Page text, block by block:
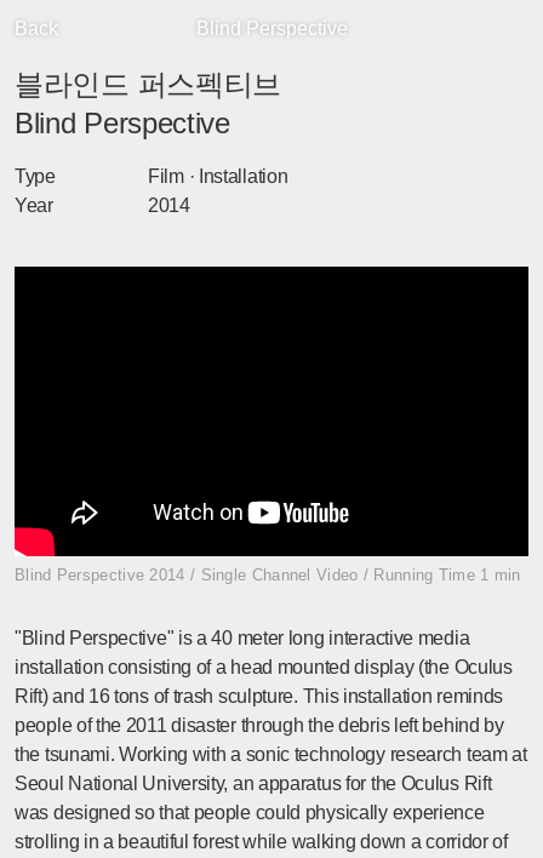
Back Blind Perspective
블라인드 퍼스펙티브
Blind Perspective
Type Film
Installation
Year
2014
Blind Perspective 2014 / Single Channel Video / Running Time 1 min
"Blind Perspective" is a 40 meter long interactive media
installation consisting of a head mounted display (the Oculus
Rift) and 16 tons of trash sculpture. This installation reminds
people of the 2011 disaster through the debris left behind by
the tsunami. Working with a sonic technology research team at
Seoul National University, an apparatus for the Oculus Rift
was designed so that people could physically experience
strolling in a beautiful forest while walking down a corridor of